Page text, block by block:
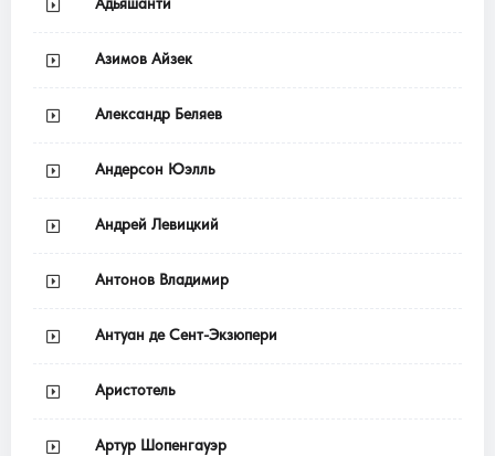
Азимов Айзек
Александр Беляев
Андерсон Юэлль
Андрей Левицкий
Антонов Владимир
Антуан де Сент-Экзюпери
Аристотель
Артур Шопенгауэр